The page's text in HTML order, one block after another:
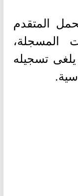
المتقدم
المسجلة،
تسجيله